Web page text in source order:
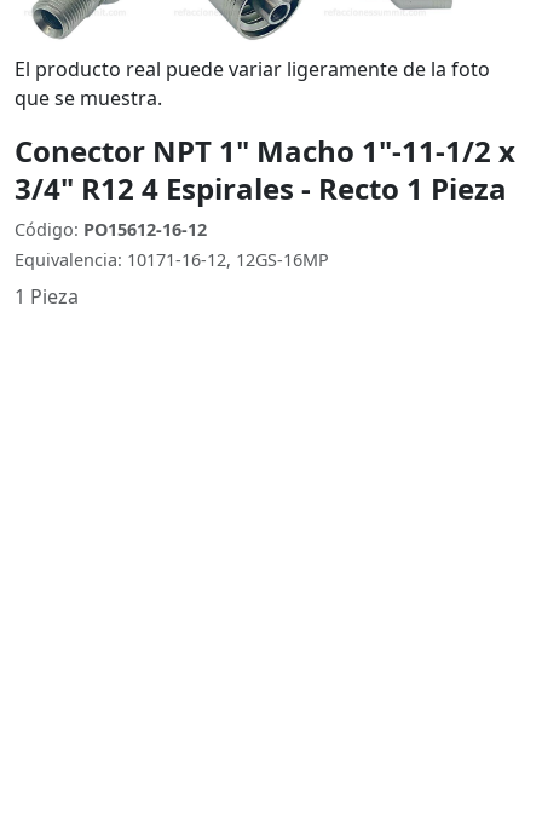
El producto real puede variar ligeramente de la foto
que se muestra.
Conector NPT 1" Macho 1"-11-1/2 x
3/4" R12 4 Espirales - Recto 1 Pieza
Código: PO15612-16-12
Equivalencia: 10171-16-12, 12GS-16MP
1 Pieza